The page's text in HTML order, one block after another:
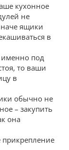
кухонное
не
ящики
в
именно под
то ваши
в
обычно не
– закупить
она
прикрепление